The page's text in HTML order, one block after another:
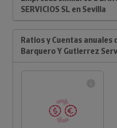
SERVICIOS SL en Sevilla
Ratios y Cuentas anuales
Barquero Y Gutierrez